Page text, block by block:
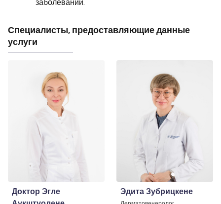
заболеваний.
Специалисты, предоставляющие данные
услуги
Доктор Эгле
Эдита Зубрицкене